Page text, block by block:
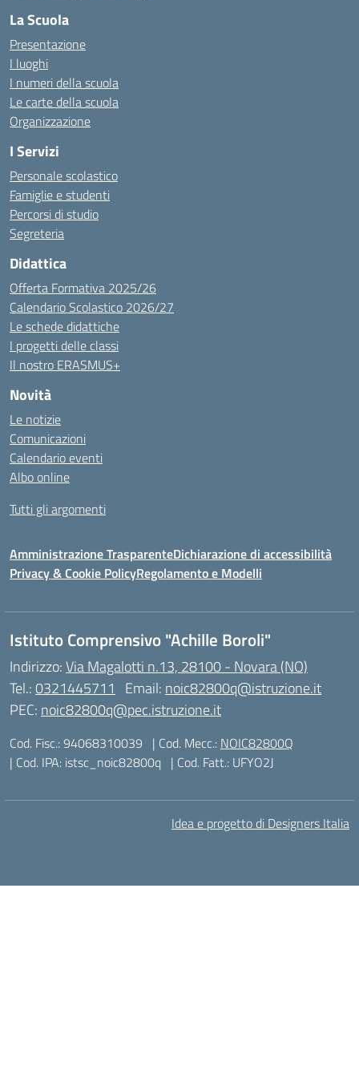
La Scuola
Presentazione
I luoghi
I numeri della scuola
Le carte della scuola
Organizzazione
I Servizi
Personale scolastico
Famiglie e studenti
Percorsi di studio
Segreteria
Didattica
Offerta Formativa 2025/26
Calendario Scolastico 2026/27
Le schede didattiche
I progetti delle classi
Il nostro ERASMUS+
Novità
Le notizie
Comunicazioni
Calendario eventi
Albo online
Tutti gli argomenti
Amministrazione TrasparenteDichiarazione di accessibilità
Privacy & Cookie PolicyRegolamento e Modelli
Istituto Comprensivo "Achille Boroli"
Indirizzo:Via Magalotti n.13, 28100 - Novara (NO)
Tel.:0321445711 Email: noic82800q@istruzione.it
PEC: noic82800q@pec.istruzione.it
Cod. Fisc.: 94068310039 | Cod. Mecc.: NOIC82800Q
| Cod. IPA: istsc_noic82800q | Cod. Fatt.: UFYO2J
Idea e progetto di Designers Italia